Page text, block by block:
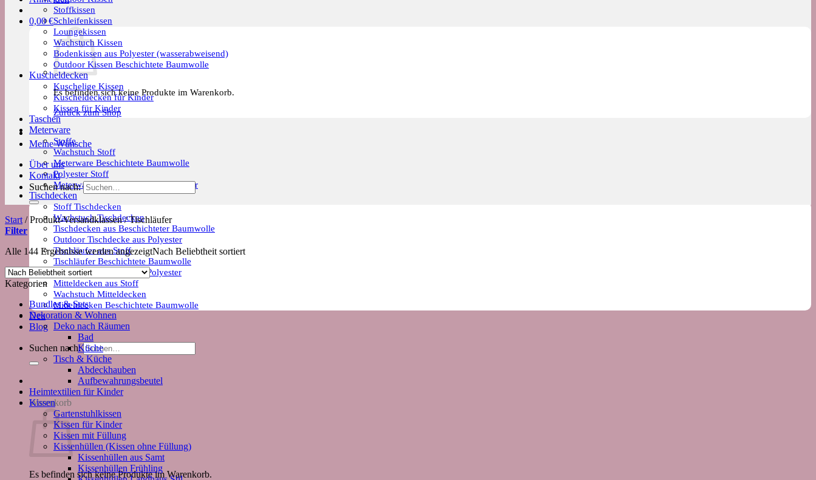
Stoffkissen
Schleifenkissen
Loungekissen
Wachstuch Kissen
Bodenkissen aus Polyester (wasserabweisend)
Outdoor Kissen Beschichtete Baumwolle
Kuscheldecken
Kuschelige Kissen
Kuscheldecken für Kinder
Kissen für Kinder
Taschen
Meterware
Stoffe
Wachstuch Stoff
Meterware Beschichtete Baumwolle
Polyester Stoff
Meterware Trends & Saisonale Muster
Tischdecken
Stoff Tischdecken
Wachstuch Tischdecken
Tischdecken aus Beschichteter Baumwolle
Outdoor Tischdecke aus Polyester
Tischläufer aus Stoff
Tischläufer Beschichtete Baumwolle
Tischläufer Outdoor aus Polyester
Mitteldecken aus Stoff
Wachstuch Mitteldecken
Mitteldecken Beschichtete Baumwolle
Neu
Blog
Suchen nach:
Warenkorb
Es befinden sich keine Produkte im Warenkorb.
0,00€
Es befinden sich keine Produkte im Warenkorb.
Zurück zum Shop
Meine Wünsche
Über uns
Kontakt
Suchen nach:
Start /Produkt-Versandklassen/Tischläufer
Filter
Alle 144 Ergebnisse werden angezeigtNach Beliebtheit sortiert
Kategorien
Bundles & Sets
Dekoration & Wohnen
Deko nach Räumen
Bad
Küche
Tisch & Küche
Abdeckhauben
Aufbewahrungsbeutel
Heimtextilien für Kinder
Kissen
Gartenstuhlkissen
Kissen für Kinder
Kissen mit Füllung
Kissenhüllen (Kissen ohne Füllung)
Kissenhüllen aus Samt
Kissenhüllen Frühling